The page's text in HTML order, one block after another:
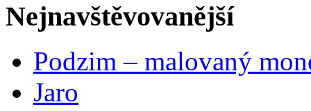
Nejnavštěvovanější
Podzim – malovaný
Jaro